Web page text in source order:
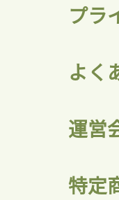
プラ
よく
運営
特定